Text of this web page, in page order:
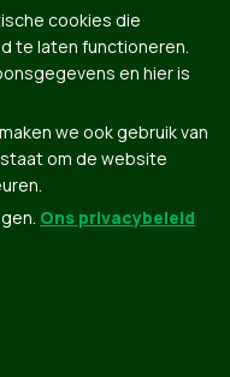
anders, allemaal
cookies die
te laten functioneren.
en hier is
we ook gebruik van
om de website
Ons privacybeleid